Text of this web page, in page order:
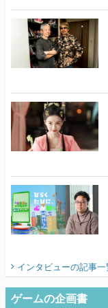
インタビューの記事一
ゲームの企画書